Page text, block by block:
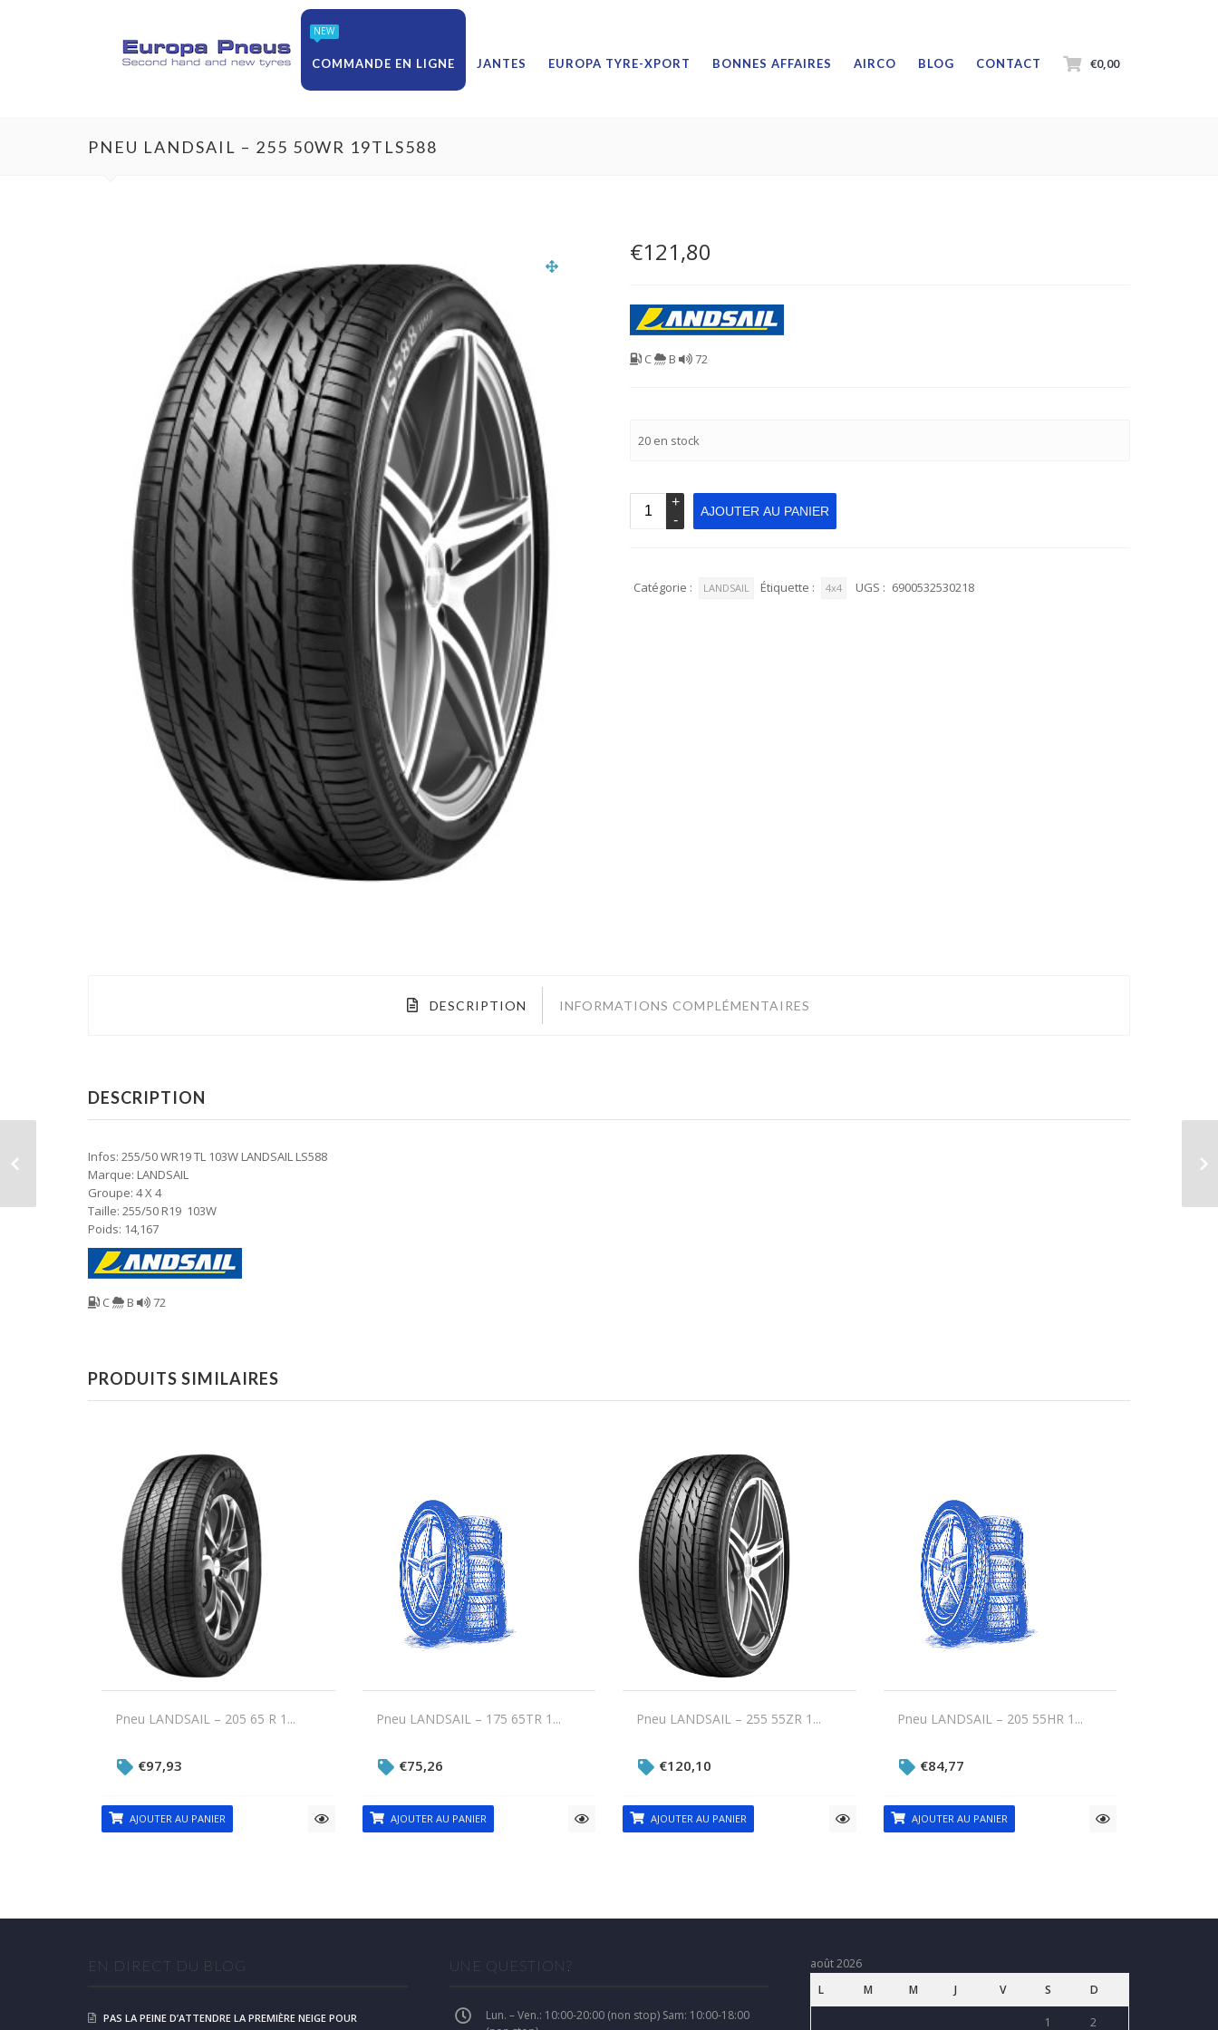
€0,00
NEW
COMMANDE EN LIGNE JANTES EUROPA TYRE-XPORT BONNES AFFAIRES AIRCO BLOG CONTACT
PNEU LANDSAIL – 255 50WR 19TLS588
€121,80
C B 72
20 en stock
AJOUTER AU PANIER
Catégorie : LANDSAIL Étiquette : 4x4 UGS : 6900532530218
DESCRIPTION INFORMATIONS COMPLÉMENTAIRES
DESCRIPTION
Infos: 255/50 WR19 TL 103W LANDSAIL LS588
Marque: LANDSAIL
Groupe: 4 X 4
Taille: 255/50 R19 103W
Poids: 14,167
C B 72
PRODUITS SIMILAIRES
Pneu LANDSAIL – 205 65 R 1...
€97,93
AJOUTER AU PANIER
Pneu LANDSAIL – 175 65TR 1...
€75,26
AJOUTER AU PANIER
Pneu LANDSAIL – 255 55ZR 1...
€120,10
AJOUTER AU PANIER
Pneu LANDSAIL – 205 55HR 1...
€84,77
AJOUTER AU PANIER
EN DIRECT DU BLOG
PAS LA PEINE D’ATTENDRE LA PREMIÈRE NEIGE POUR
UNE QUESTION?
Lun. – Ven.: 10:00-20:00 (non stop) Sam: 10:00-18:00
août 2026
L
M M J V S D
1 2